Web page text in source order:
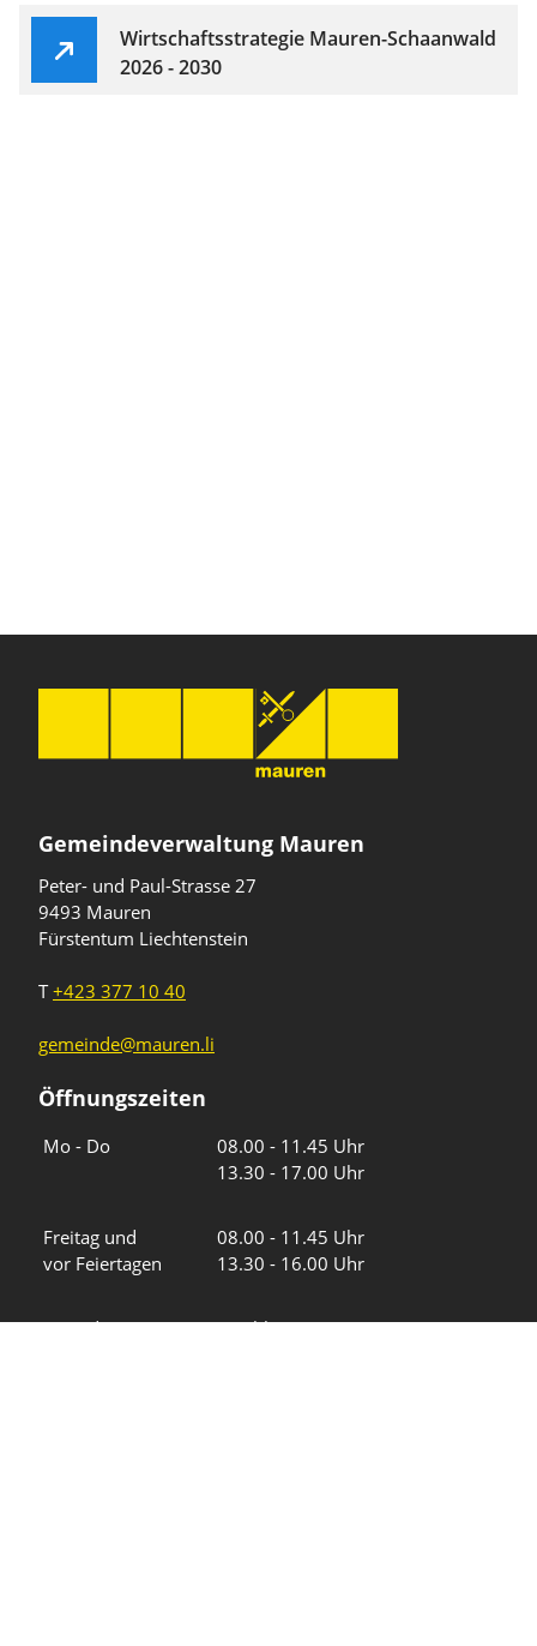
Wirtschaftsstrategie Mauren-Schaanwald
2026 - 2030
Gemeindeverwaltung Mauren
Peter- und Paul-Strasse 27
9493 Mauren
Fürstentum Liechtenstein
T+423 377 10 40
gemeinde@mauren.li
Öffnungszeiten
Mo - Do
08.00 - 11.45 Uhr
13.30 - 17.00 Uhr
Freitag und
vor Feiertagen
08.00 - 11.45 Uhr
13.30 - 16.00 Uhr
Sa und So geschlossen